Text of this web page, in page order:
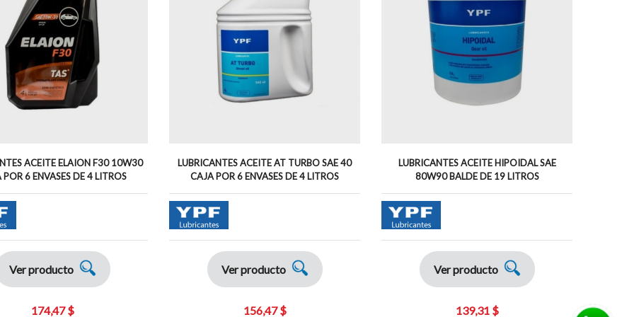
ACEITE ELAION F30 10W30
POR 6 ENVASES DE 4 LITROS
Ver producto
174,47 $
LUBRICANTES ACEITE AT TURBO SAE 40
CAJA POR 6 ENVASES DE 4 LITROS
Ver producto
156,47 $
LUBRICANTES ACEITE HIPOIDAL SAE
80W90 BALDE DE 19 LITROS
Ver producto
139,31 $